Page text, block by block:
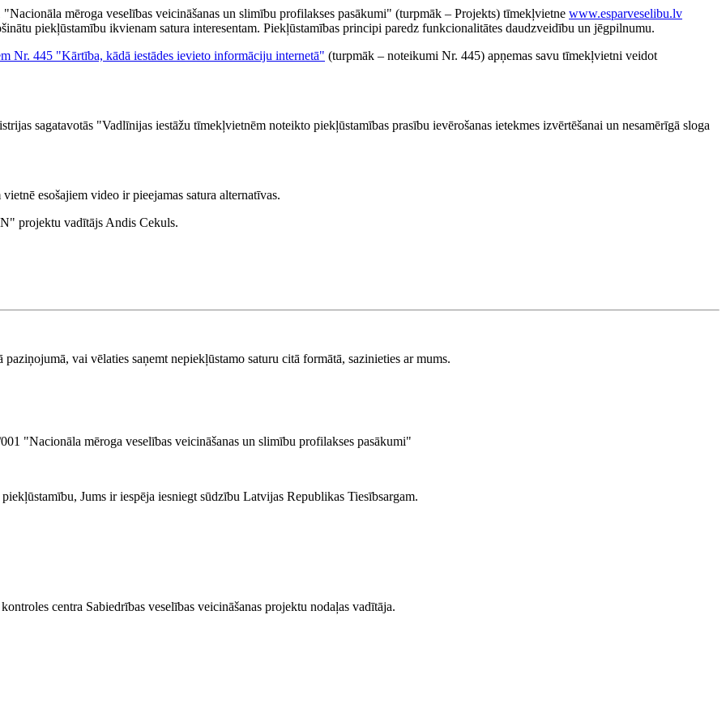
mēroga veselības veicināšanas un slimību profilakses pasākumi" (turpmāk – Projekts) tīmekļvietne www.esparveselibu.lv
piekļūstamību ikvienam satura interesentam. Piekļūstamības principi paredz funkcionalitātes daudzveidību un jēgpilnumu.
Nr. 445 "Kārtība, kādā iestādes ievieto informāciju internetā" (turpmāk – noteikumi Nr. 445) apņemas savu tīmekļvietni veidot
sagatavotās "Vadlīnijas iestāžu tīmekļvietnēm noteikto piekļūstamības prasību ievērošanas ietekmes izvērtēšanai un nesamērīgā sloga
esošajiem video ir pieejamas satura alternatīvas.
projektu vadītājs Andis Cekuls.
vai vēlaties saņemt nepiekļūstamo saturu citā formātā, sazinieties ar mums.
"Nacionāla mēroga veselības veicināšanas un slimību profilakses pasākumi"
Jums ir iespēja iesniegt sūdzību Latvijas Republikas Tiesībsargam.
centra Sabiedrības veselības veicināšanas projektu nodaļas vadītāja.